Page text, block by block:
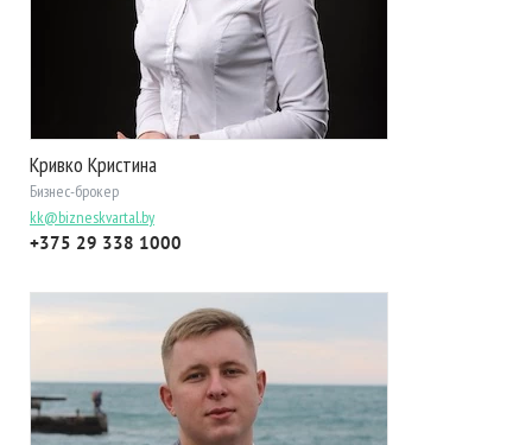
Кривко Кристина
Бизнес-брокер
kk@bizneskvartal.by
+375 29 338 1000